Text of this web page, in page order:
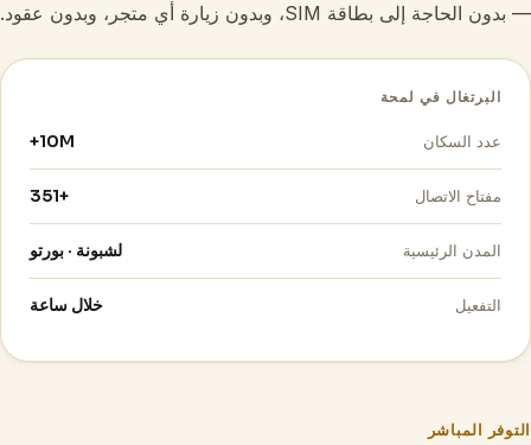
— بدون الحاجة إلى بطاقة SIM، وبدون زيارة أي متجر، وبدون عقود.
البرتغال في لمحة
عدد السكان 10M+
مفتاح الاتصال +351
المدن الرئيسية لشبونة · بورتو
التفعيل خلال ساعة
التوفر المباشر